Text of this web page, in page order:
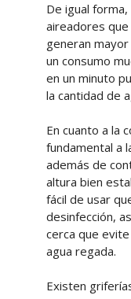
De igual
aireadores que
generan
un consumo
en un minuto
la cantidad de
En cuanto a la
fundamental a
además de
altura bien
fácil de usar
desinfección,
cerca que
agua regada.
Existen